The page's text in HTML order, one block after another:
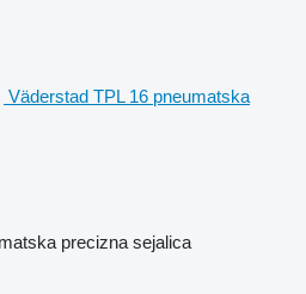
Väderstad TPL 16 pneumatska
precizna sejalica